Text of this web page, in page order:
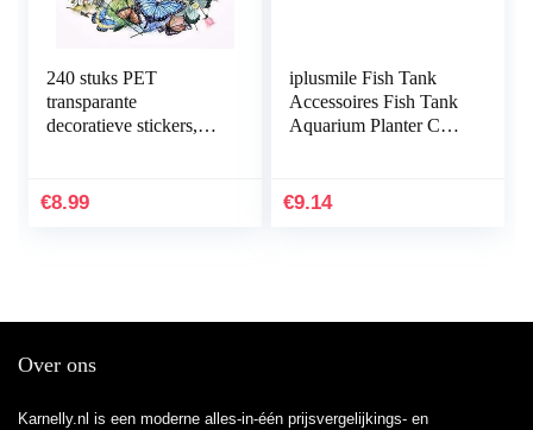
240 stuks PET
transparante
decoratieve stickers,
voor DIY journaling
€8.99
iplusmile Fish Tank
Accessoires Fish Tank
Aquarium Planter Cup
€9.14
Over ons
Karnelly.nl is een moderne alles-in-één prijsvergelijkings- en